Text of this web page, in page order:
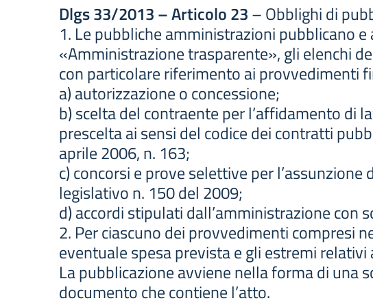
Dlgs 33/2013 – Articolo 23– Obblighi di
1. Le pubbliche amministrazioni pubblicano
«Amministrazione trasparente», gli elenchi
con particolare riferimento ai provvedimenti
a) autorizzazione o concessione;
b) scelta del contraente per l’affidamento di
prescelta ai sensi del codice dei contratti
aprile 2006, n. 163;
c) concorsi e prove selettive per
legislativo n. 150 del 2009;
d) accordi stipulati dall’amministrazione
2. Per ciascuno dei provvedimenti compresi
eventuale spesa prevista e gli estremi
La pubblicazione avviene nella forma di una
documento che contiene l’atto.